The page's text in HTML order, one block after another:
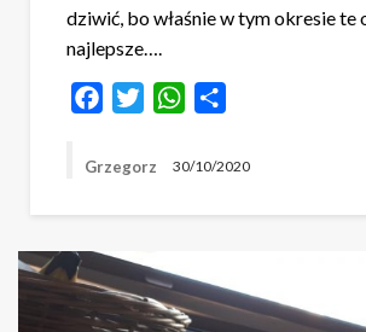
dziwić, bo właśnie w tym okresie te
najlepsze….
FacebookTwitterWhatsApp
Grzegorz 30/10/2020